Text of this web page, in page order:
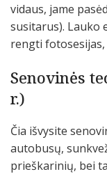
vidaus, jame
susitarus). Lauko
rengti
Senovinės
r.)
Čia išvysite
autobusų,
prieškarinių, bei